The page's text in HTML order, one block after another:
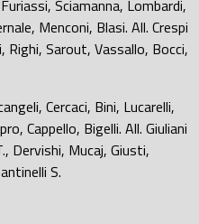
Sciamanna, Lombardi,
Menconi, Blasi. All. Crespi
Righi, Sarout, Vassallo, Bocci,
Cercaci, Bini, Lucarelli,
Cappello, Bigelli. All. Giuliani
Dervishi, Mucaj, Giusti,
S.